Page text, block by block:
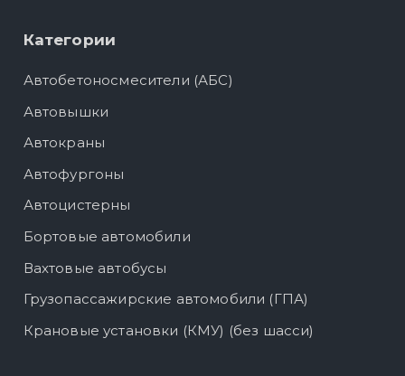
Категории
Автобетоносмесители (АБС)
Автовышки
Автокраны
Автофургоны
Автоцистерны
Бортовые автомобили
Вахтовые автобусы
Грузопассажирские автомобили (ГПА)
Крановые установки (КМУ) (без шасси)